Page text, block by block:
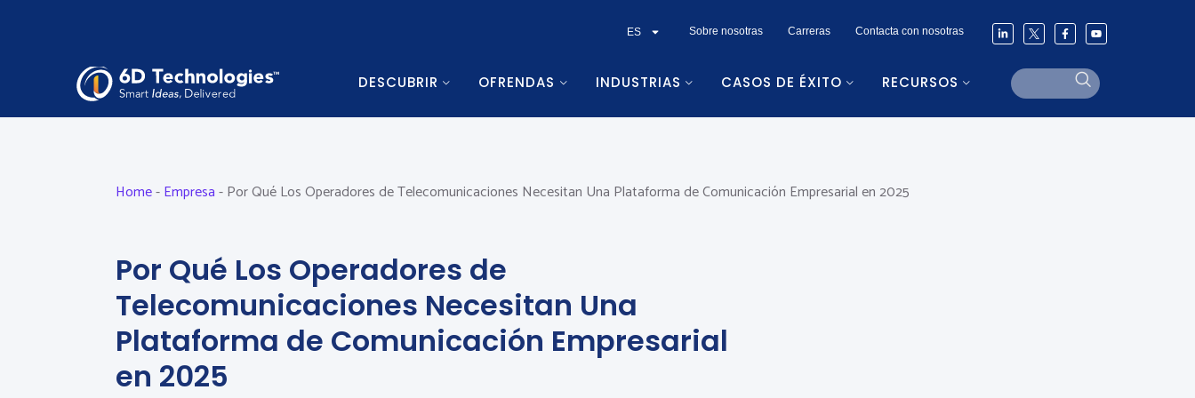
ES Sobre nosotras Carreras Contacta con nosotras
DESCUBRIR OFRENDAS INDUSTRIAS CASOS DE ÉXITO RECURSOS
Home-Empresa-Por Qué Los Operadores de Telecomunicaciones Necesitan Una Plataforma de Comunicación Empresarial en 2025
Por Qué Los Operadores de
Telecomunicaciones Necesitan Una
Plataforma de Comunicación Empresarial
en 2025